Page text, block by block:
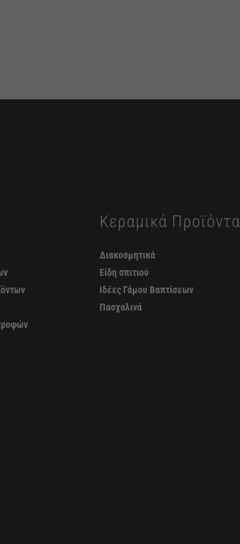
Κεραμικά Προϊόντα
Διακοσμητικά
Είδη σπιτιού
Ιδέες Γάμου Βαπτίσεων
Πασχαλινά